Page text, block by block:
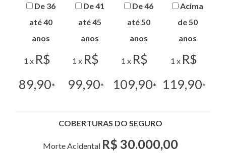
De 36
até 40
anos
1 x R$
89,90*
De 41
até 45
anos
1 x R$
99,90*
De 46
até 50
anos
1 x R$
109,90*
Acima
de 50
anos
1 x R$
119,90*
COBERTURAS DO SEGURO
Morte Acidental R$ 30.000,00